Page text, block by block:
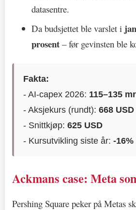
datasentre.
Da budsjettet ble varslet i
prosent – før gevinsten ble
Fakta:
- AI-capex 2026: 115–135
- Aksjekurs (rundt):668 USD
- Snittkjøp:625 USD
- Kursutvikling siste år:-16%
Ackmans case: Meta
Pershing Square peker på Metas